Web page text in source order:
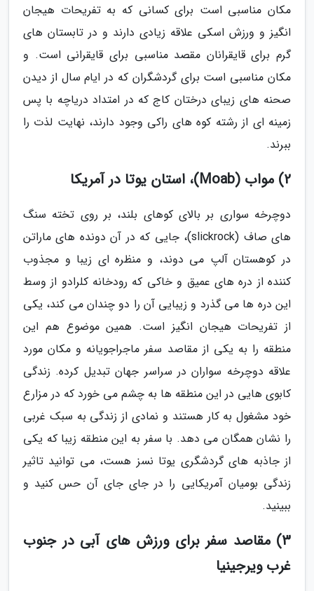
مکان مناسبی است برای کسانی که به تفریحات هیجان
انگیز و ورزش اسکی علاقه زیادی دارند و در تابستان های
گرم برای قایقرانان مقصد مناسبی برای قایقرانی است. و
مکان مناسبی است برای گردشگران که در ایام سال از دیدن
صحنه های زیبای درختان کاج که در امتداد دریاچه با پس
زمینه ای از رشته کوه های راکی وجود دارند، نهایت لذت را
ببرند.
2) مواب (Moab)، استان یوتا در آمریکا
دوچرخه سواری بر بالای کوهای بلند، بر روی تخته سنگ
های صاف (slickrock)، جایی که در آن دونده های ماراتن
در کوهستان آلپ می دوند، و منظره ای زیبا و مجذوب
کننده از دره های عمیق و خاکی که رودخانه کلرادو از وسط
این دره ها می گذرد و زیبایی آن را دو چندان می کند، یکی
از تفریحات هیجان انگیز است. همین موضوع هم این
منطقه را به یکی از مقاصد سفر ماجراجویانه و مکان مورد
علاقه دوچرخه سواران در سراسر جهان تبدیل کرده. زندگی
کابوی هایی در این منطقه ها به چشم می خورد که در مزارع
خود مشغول به کار هستند و نمادی از زندگی به سبک غربی
را نشان همگان می دهد. با سفر به این منطقه زیبا که یکی
از جاذبه های گردشگری یوتا نسز هست، می توانید تاثیر
زندگی بومیان آمریکایی را در جای جای آن حس کنید و
ببینید.
3) مقاصد سفر برای ورزش های آبی در جنوب
غرب ویرجینیا